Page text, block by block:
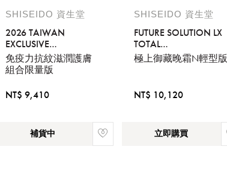
SHISEIDO 資生堂
2026 TAIWAN
EXCLUSIVE
TREX(UTM+VPN
ENRICHED
LOTION+VPN
ENRICHED EMULSION)
免疫力抗紋滋潤護膚
組合限量版
NT$ 9,410
補貨中
SHISEIDO 資生堂
FUTURE SOLUTION LX
TOTAL
REGENERATING
CREAM SOFT
極上御藏晚霜N輕型版
NT$ 10,120
立即購買